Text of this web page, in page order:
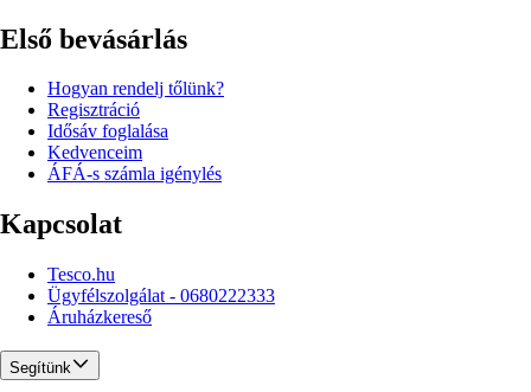
Első bevásárlás
Hogyan rendelj tőlünk?
Regisztráció
Idősáv foglalása
Kedvenceim
ÁFÁ-s számla igénylés
Kapcsolat
Tesco.hu
Ügyfélszolgálat - 0680222333
Áruházkereső
Segítünk